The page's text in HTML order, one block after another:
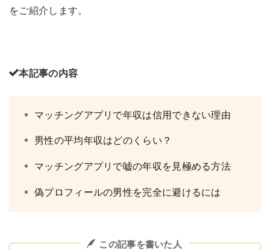
をご紹介します。
本記事の内容
マッチングアプリで年収は信用できない理由
男性の平均年収はどのくらい？
マッチングアプリで嘘の年収を見極める方法
偽プロフィールの男性を完全に避けるには
この記事を書いた人